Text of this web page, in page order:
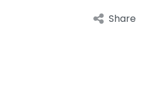
Share